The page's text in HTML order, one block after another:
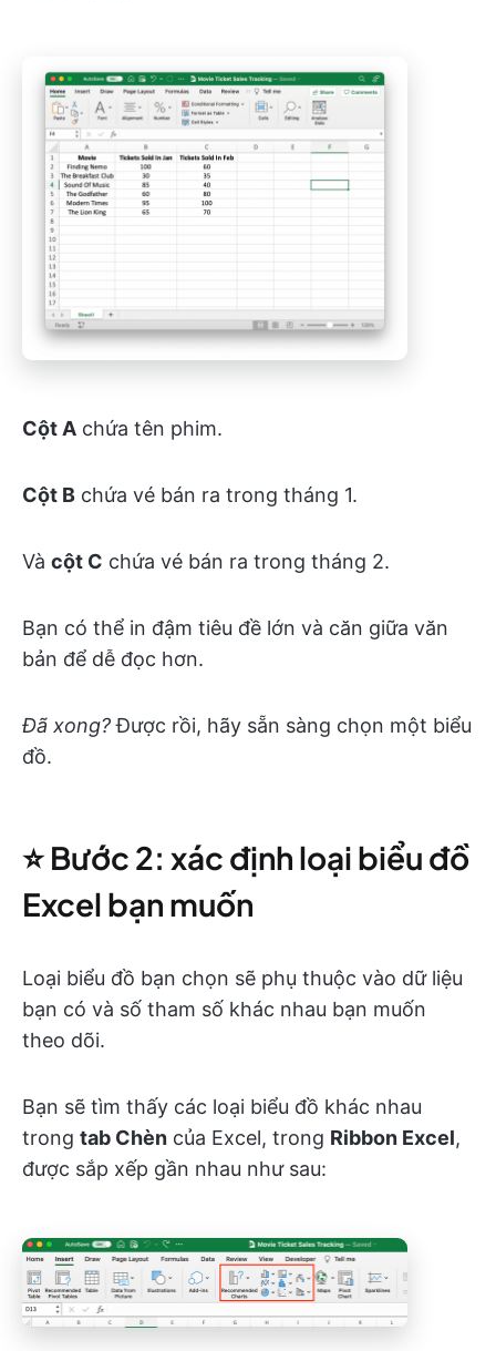
CộtA chứa tên phim.
Cột B chứa vé bán ra trong tháng 1.
Và cột C chứa vé bán ra trong tháng 2.
Bạn có thể in đậm tiêu đề lớn và căn giữa văn
bản để dễ đọc hơn.
Đã xong?Được rồi, hãy sẵn sàng chọn một biểu
đồ.
⭐️ Bước 2: xác định loại biểu đồ
Excel bạn muốn
Loại biểu đồ bạn chọn sẽ phụ thuộc vào dữ liệu
bạn có và số tham số khác nhau bạn muốn
theo dõi.
Bạn sẽ tìm thấy các loại biểu đồ khác nhau
trong tab Chèn của Excel, trong Ribbon Excel,
được sắp xếp gần nhau như sau: